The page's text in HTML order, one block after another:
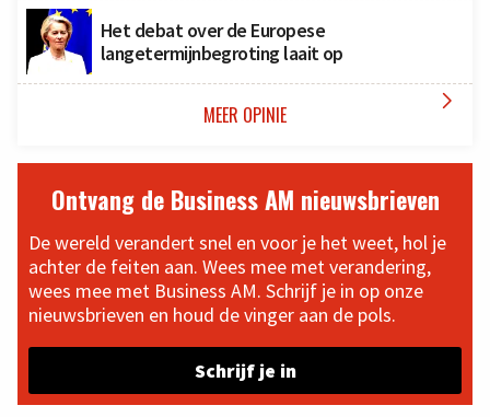
Het debat over de Europese
langetermijnbegroting laait op
MEER OPINIE 
Ontvang de Business AM nieuwsbrieven
De wereld verandert snel en voor je het weet, hol je
achter de feiten aan. Wees mee met verandering,
wees mee met Business AM. Schrijf je in op onze
nieuwsbrieven en houd de vinger aan de pols.
Schrijf je in